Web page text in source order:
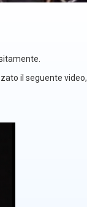
il seguente video,